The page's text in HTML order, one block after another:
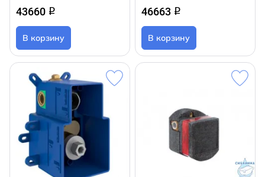
43660 q
В корзину
46663 q
В корзину